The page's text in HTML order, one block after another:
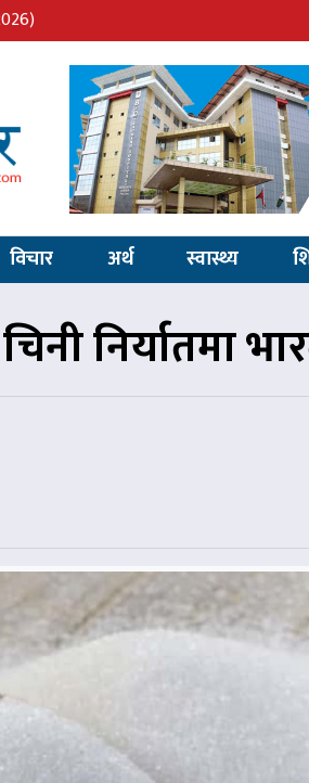
विचार अर्थ स्वास्थ्य
चिनी निर्यातमा